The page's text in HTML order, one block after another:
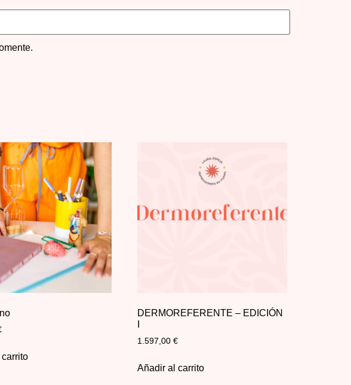
DERMOREFERENTE – EDICIÓN
1.597,00€
Añadir al carrito